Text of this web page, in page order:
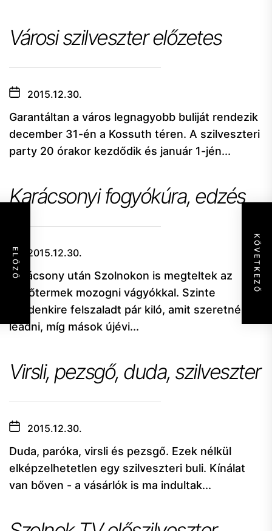
ELŐZŐ KÖVETKEZŐ
Városi szilveszter előzetes
2015.12.30.
Garantáltan a város legnagyobb buliját rendezik
december 31-én a Kossuth téren. A szilveszteri
party 20 órakor kezdődik és január 1-jén...
Karácsonyi fogyókúra, edzés
2015.12.30.
Karácsony után Szolnokon is megteltek az
edzőtermek mozogni vágyókkal. Szinte
mindenkire felszaladt pár kiló, amit szeretnének
leadni, míg mások újévi...
Virsli, pezsgő, duda, szilveszter
2015.12.30.
Duda, paróka, virsli és pezsgő. Ezek nélkül
elképzelhetetlen egy szilveszteri buli. Kínálat
van bőven - a vásárlók is ma indultak...